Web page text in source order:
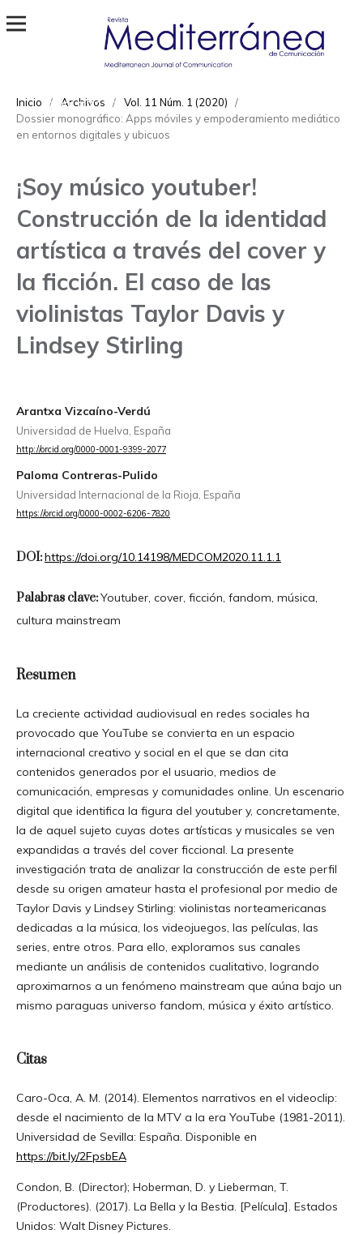
1989-872X
Inicio / Archivos / Vol. 11 Núm. 1 (2020)
/
Dossier monográfico: Apps móviles y empoderamiento mediático
en entornos digitales y ubicuos
¡Soy músico youtuber!
Construcción de la identidad
artística a través del cover y
la ficción. El caso de las
violinistas Taylor Davis y
Lindsey Stirling
Arantxa Vizcaíno-Verdú
Universidad de Huelva, España
http://orcid.org/0000-0001-9399-2077
Paloma Contreras-Pulido
Universidad Internacional de la Rioja, España
https://orcid.org/0000-0002-6206-7820
DOI:https://doi.org/10.14198/MEDCOM2020.11.1.1
Palabras clave:Youtuber, cover, ficción, fandom, música,
cultura mainstream
Resumen
La creciente actividad audiovisual en redes sociales ha
provocado que YouTube se convierta en un espacio
internacional creativo y social en el que se dan cita
contenidos generados por el usuario, medios de
comunicación, empresas y comunidades online. Un escenario
digital que identifica la figura del youtuber y, concretamente,
la de aquel sujeto cuyas dotes artísticas y musicales se ven
expandidas a través del cover ficcional. La presente
investigación trata de analizar la construcción de este perfil
desde su origen amateur hasta el profesional por medio de
Taylor Davis y Lindsey Stirling: violinistas norteamericanas
dedicadas a la música, los videojuegos, las películas, las
series, entre otros. Para ello, exploramos sus canales
mediante un análisis de contenidos cualitativo, logrando
aproximarnos a un fenómeno mainstream que aúna bajo un
mismo paraguas universo fandom, música y éxito artístico.
Citas
Caro-Oca, A. M. (2014). Elementos narrativos en el videoclip:
desde el nacimiento de la MTV a la era YouTube (1981-2011).
Universidad de Sevilla: España. Disponible en
https://bit.ly/2FpsbEA
Condon, B. (Director); Hoberman, D. y Lieberman, T.
(Productores). (2017). La Bella y la Bestia. [Película]. Estados
Unidos: Walt Disney Pictures.